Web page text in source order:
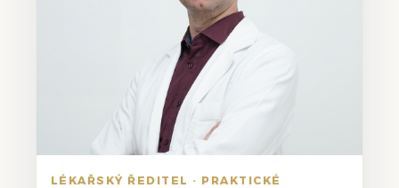
LÉKAŘSKÝ ŘEDITEL · PRAKTICKÉ